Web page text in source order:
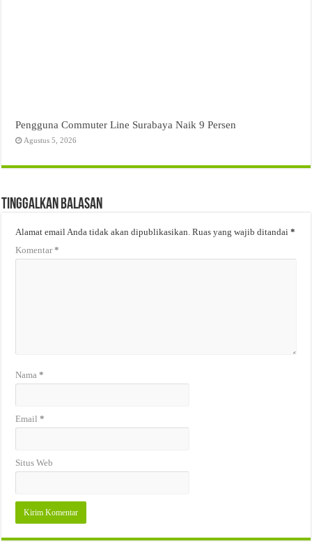
Pengguna Commuter Line Surabaya Naik 9 Persen
Agustus 5, 2026
Tinggalkan Balasan
Alamat email Anda tidak akan dipublikasikan. Ruas yang wajib ditandai*
Komentar*
Nama*
Email*
Situs Web